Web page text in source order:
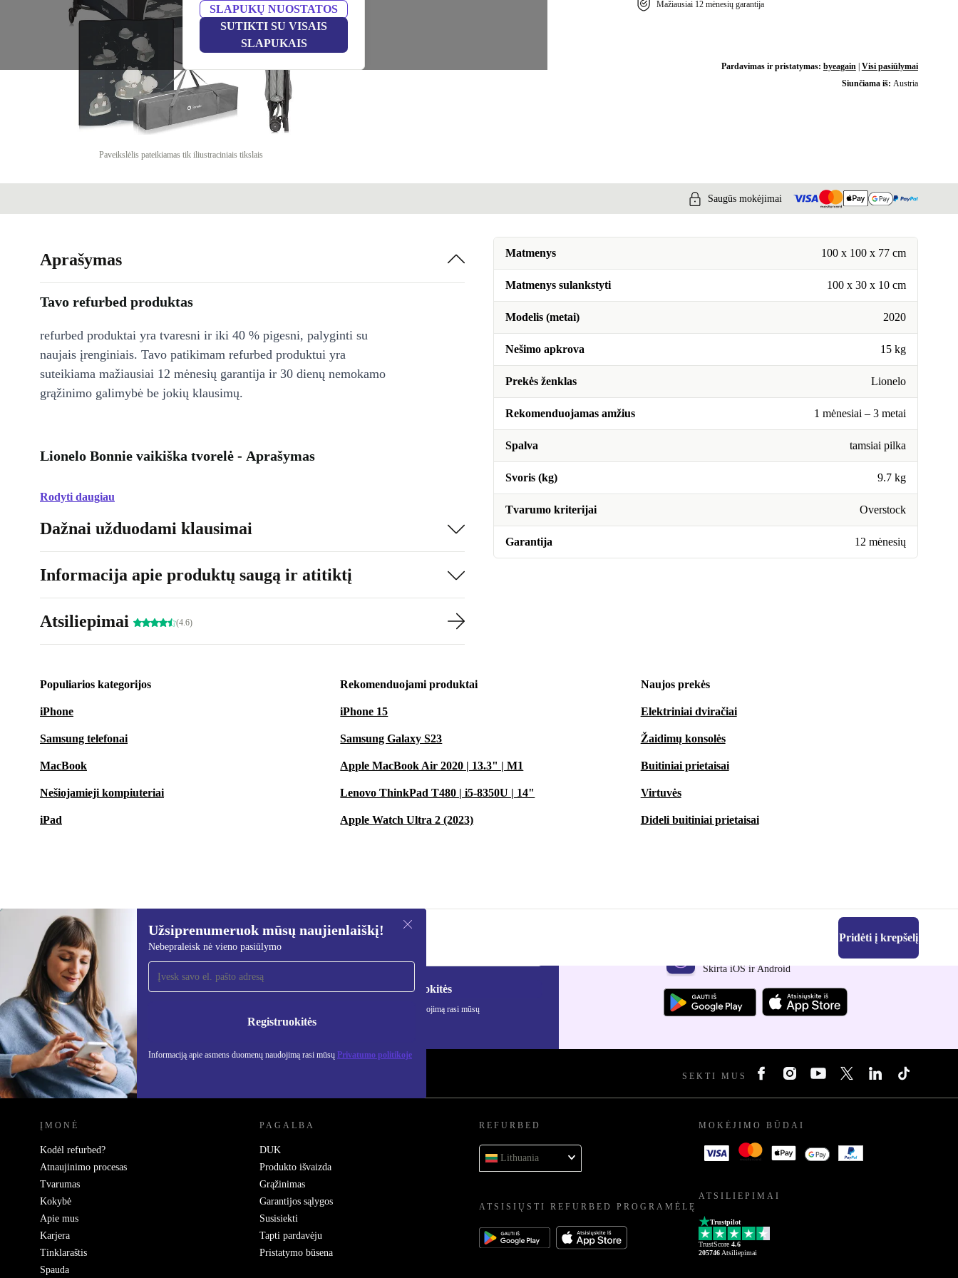
SLAPUKŲ NUOSTATOS
SUTIKTI SU VISAIS
SLAPUKAIS
Paveikslėlis pateikiamas tik iliustraciniais tikslais
Mažiausiai 12 mėnesių garantija
Pardavimas ir pristatymas: byeagain| Visi pasiūlymai
Siunčiama iš: Austria
Saugūs mokėjimai
Matmenys 100 x 100 x 77 cm
Matmenys sulankstyti 100 x 30 x 10 cm
Modelis (metai) 2020
Nešimo apkrova 15 kg
Prekės ženklas Lionelo
Rekomenduojamas amžius 1 mėnesiai – 3 metai
Spalva tamsiai pilka
Svoris (kg) 9.7 kg
Tvarumo kriterijai Overstock
Garantija 12 mėnesių
Aprašymas
Tavo refurbed produktas
refurbed produktai yra tvaresni ir iki 40 % pigesni, palyginti su
naujais įrenginiais. Tavo patikimam refurbed produktui yra
suteikiama mažiausiai 12 mėnesių garantija ir 30 dienų nemokamo
grąžinimo galimybė be jokių klausimų.
Lionelo Bonnie vaikiška tvorelė - Aprašymas
Rodyti daugiau
Dažnai užduodami klausimai
Informacija apie produktų saugą ir atitiktį
Atsiliepimai (4.6)
Populiarios kategorijos
iPhone
Samsung telefonai
MacBook
Nešiojamieji kompiuteriai
iPad
Rekomenduojami produktai
iPhone 15
Samsung Galaxy S23
Apple MacBook Air 2020 | 13.3" | M1
Lenovo ThinkPad T480 | i5-8350U | 14"
Apple Watch Ultra 2 (2023)
Naujos prekės
Elektriniai dviračiai
Žaidimų konsolės
Buitiniai prietaisai
Virtuvės
Dideli buitiniai prietaisai
70,80 €79,99 € Pridėti į krepšelį
Užsiprenumeruok mūsų naujienlaiškį!
Nebepraleisk nė vieno pasiūlymo
Registruokitės
Informaciją apie asmens duomenų naudojimą rasi mūsų Privatumo politikoje
Užsiprenumeruok mūsų
naujienlaiškį!
Nebepraleisk nė vieno pasiūlymo.
Registruokitės
Informaciją apie asmens duomenų naudojimą rasi mūsų
Privatumo politikoje
Atsisiųsti refurbed programėlę
Skirta iOS ir Android
REFURBED LIETUVA - RETHINK NEW. SEKTI MUS
ĮMONĖ
Kodėl refurbed?
Atnaujinimo procesas
Tvarumas
Kokybė
Apie mus
Karjera
Tinklaraštis
Spauda
PAGALBA
DUK
Produkto išvaizda
Grąžinimas
Garantijos sąlygos
Susisiekti
Tapti pardavėju
Pristatymo būsena
REFURBED
Lithuania
ATSISIŲSTI REFURBED PROGRAMĖLĘ
MOKĖJIMO BŪDAI
ATSILIEPIMAI
Trustpilot
TrustScore 4.6
205746 Atsiliepimai